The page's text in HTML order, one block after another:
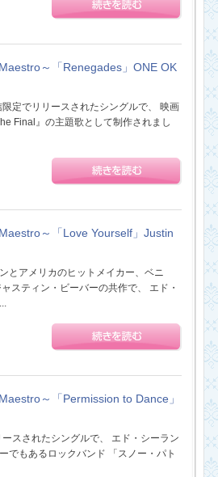
～「Renegades」ONE OK
定でリリースされたシングルで、 映画
Final』の主題歌として制作されまし
～「Love Yourself」Justin
とアメリカのヒットメイカー、ベニ
スティン・ビーバーの共作で、 エド・
～「Permission to Dance」
スされたシングルで、 エド・シーラン
でもあるロックバンド 「スノー・パト